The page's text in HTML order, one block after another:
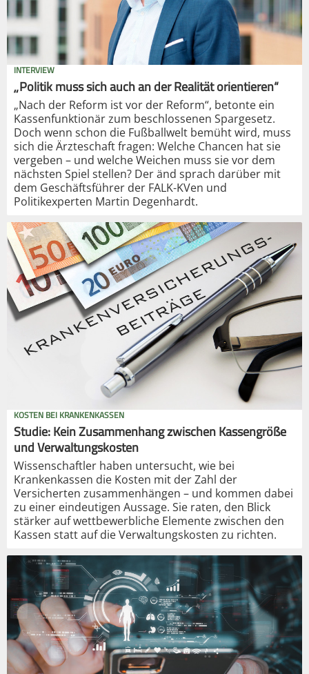
INTERVIEW
„Politik muss sich auch an der Realität orientieren“
„Nach der Reform ist vor der Reform“, betonte ein
Kassenfunktionär zum beschlossenen Spargesetz.
Doch wenn schon die Fußballwelt bemüht wird, muss
sich die Ärzteschaft fragen: Welche Chancen hat sie
vergeben – und welche Weichen muss sie vor dem
nächsten Spiel stellen? Der änd sprach darüber mit
dem Geschäftsführer der FALK-KVen und
Politikexperten Martin Degenhardt.
KOSTEN BEI KRANKENKASSEN
Studie: Kein Zusammenhang zwischen Kassengröße
und Verwaltungskosten
Wissenschaftler haben untersucht, wie bei
Krankenkassen die Kosten mit der Zahl der
Versicherten zusammenhängen – und kommen dabei
zu einer eindeutigen Aussage. Sie raten, den Blick
stärker auf wettbewerbliche Elemente zwischen den
Kassen statt auf die Verwaltungskosten zu richten.